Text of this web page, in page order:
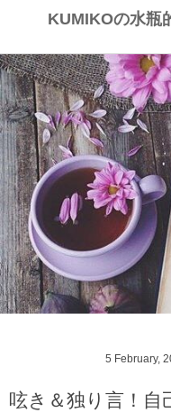
KUMIKOの水瓶
5 February,
呟き＆独り言！自